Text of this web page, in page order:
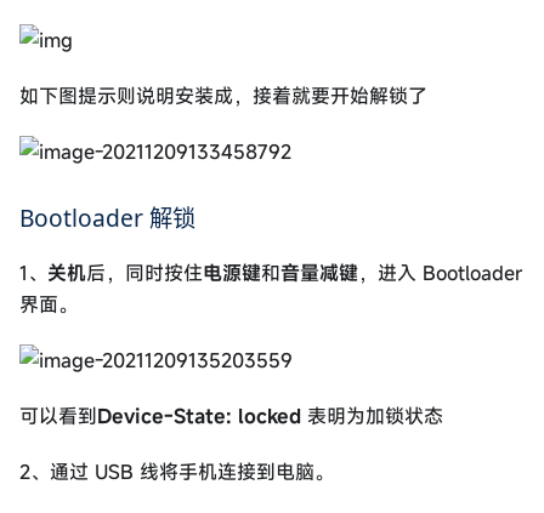
如下图提示则说明安装成，接着就要开始解锁了
Bootloader 解锁
1、 关机后，同时按住电源键和音量减键，进入 Bootloader
界面。
可以看到Device-State: locked 表明为加锁状态
2、通过 USB 线将手机连接到电脑。